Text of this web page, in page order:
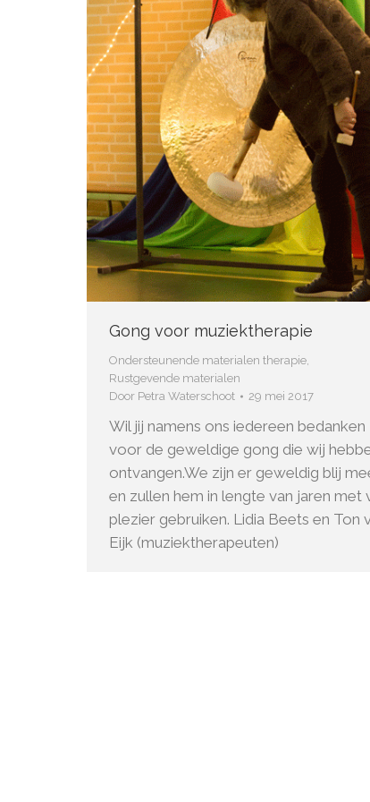
Gong voor muziektherapie
Ondersteunende materialen therapie,
Rustgevende materialen
Door Petra Waterschoot 29 mei 2017
Wil jij namens ons iedereen bedanken
voor de geweldige gong die wij
ontvangen.We zijn er geweldig blij
en zullen hem in lengte van jaren met
plezier gebruiken. Lidia Beets en Ton
Eijk (muziektherapeuten)